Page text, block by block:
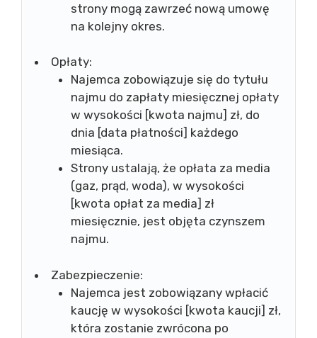
strony mogą zawrzeć nową umowę
na kolejny okres.
Opłaty:
Najemca zobowiązuje się do tytułu
najmu do zapłaty miesięcznej opłaty
w wysokości [kwota najmu] zł, do
dnia [data płatności] każdego
miesiąca.
Strony ustalają, że opłata za media
(gaz, prąd, woda), w wysokości
[kwota opłat za media] zł
miesięcznie, jest objęta czynszem
najmu.
Zabezpieczenie:
Najemca jest zobowiązany wpłacić
kaucję w wysokości [kwota kaucji] zł,
która zostanie zwrócona po